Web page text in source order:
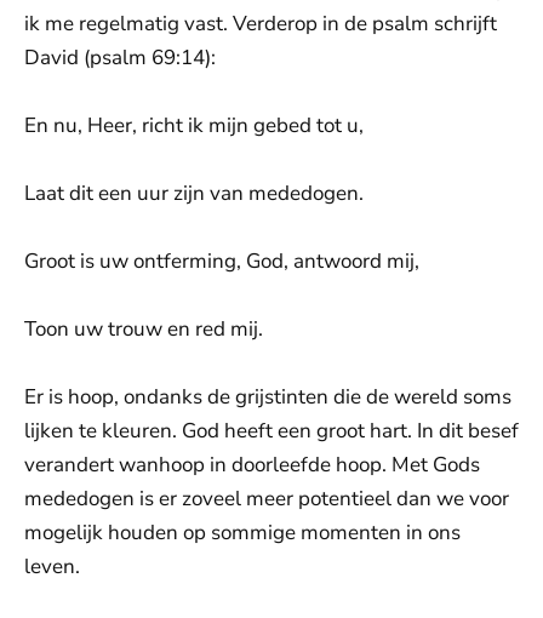
ik me regelmatig vast. Verderop in de psalm schrijft
David (psalm 69:14):
En nu, Heer, richt ik mijn gebed tot u,
Laat dit een uur zijn van mededogen.
Groot is uw ontferming, God, antwoord mij,
Toon uw trouw en red mij.
Er is hoop, ondanks de grijstinten die de wereld soms
lijken te kleuren. God heeft een groot hart. In dit besef
verandert wanhoop in doorleefde hoop. Met Gods
mededogen is er zoveel meer potentieel dan we voor
mogelijk houden op sommige momenten in ons
leven.